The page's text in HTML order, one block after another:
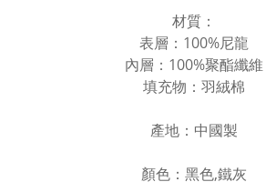
材質：
表層：100%尼龍
內層：100%聚酯纖維
填充物：羽絨棉
產地：中國製
顏色：黑色,鐵灰